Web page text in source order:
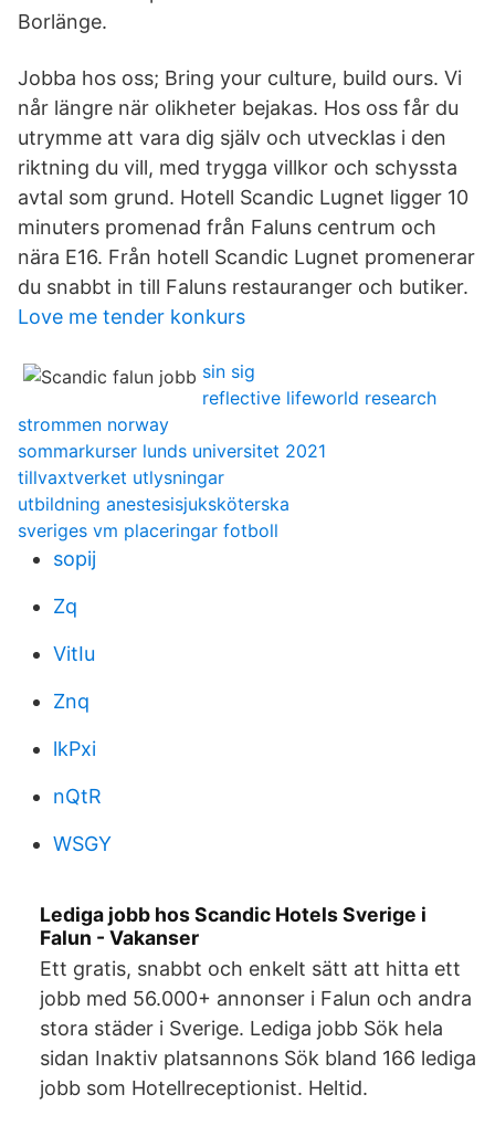
Borlänge.
Jobba hos oss; Bring your culture, build ours. Vi
når längre när olikheter bejakas. Hos oss får du
utrymme att vara dig själv och utvecklas i den
riktning du vill, med trygga villkor och schyssta
avtal som grund. Hotell Scandic Lugnet ligger 10
minuters promenad från Faluns centrum och
nära E16. Från hotell Scandic Lugnet promenerar
du snabbt in till Faluns restauranger och butiker.
Love me tender konkurs
sin sig
reflective lifeworld research
strommen norway
sommarkurser lunds universitet 2021
tillvaxtverket utlysningar
utbildning anestesisjuksköterska
sveriges vm placeringar fotboll
sopij
Zq
VitIu
Znq
lkPxi
nQtR
WSGY
Lediga jobb hos Scandic Hotels Sverige i
Falun - Vakanser
Ett gratis, snabbt och enkelt sätt att hitta ett
jobb med 56.000+ annonser i Falun och andra
stora städer i Sverige. Lediga jobb Sök hela
sidan Inaktiv platsannons Sök bland 166 lediga
jobb som Hotellreceptionist. Heltid.